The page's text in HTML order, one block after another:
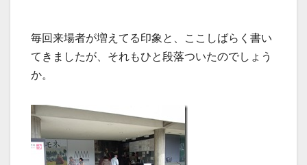
毎回来場者が増えてる印象と、ここしばらく書い
てきましたが、それもひと段落ついたのでしょう
か。